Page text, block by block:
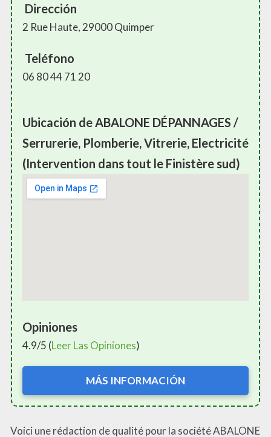
Dirección
2 Rue Haute, 29000 Quimper
Teléfono
06 80 44 71 20
Ubicación de ABALONE DÉPANNAGES /
Serrurerie, Plomberie, Vitrerie, Electricité
(Intervention dans tout le Finistère sud)
Opiniones
4.9/5 (Leer Las Opiniones)
MÁS INFORMACIÓN
Voici une rédaction de qualité pour la société ABALONE